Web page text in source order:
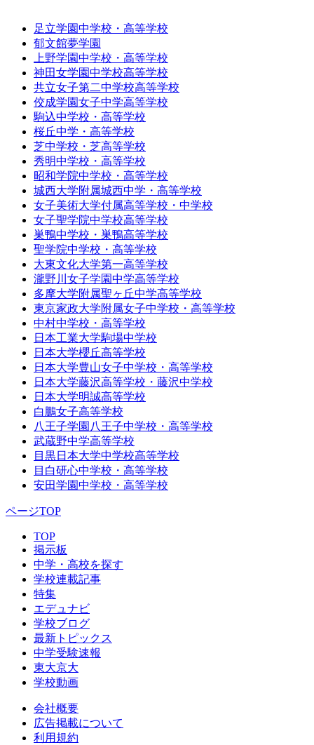
足立学園中学校・高等学校
郁文館夢学園
上野学園中学校・高等学校
神田女学園中学校高等学校
共立女子第二中学校高等学校
佼成学園女子中学高等学校
駒込中学校・高等学校
桜丘中学・高等学校
芝中学校・芝高等学校
秀明中学校・高等学校
昭和学院中学校・高等学校
城西大学附属城西中学・高等学校
女子美術大学付属高等学校・中学校
女子聖学院中学校高等学校
巣鴨中学校・巣鴨高等学校
聖学院中学校・高等学校
大東文化大学第一高等学校
瀧野川女子学園中学高等学校
多摩大学附属聖ヶ丘中学高等学校
東京家政大学附属女子中学校・高等学校
中村中学校・高等学校
日本工業大学駒場中学校
日本大学櫻丘高等学校
日本大学豊山女子中学校・高等学校
日本大学藤沢高等学校・藤沢中学校
日本大学明誠高等学校
白鵬女子高等学校
八王子学園八王子中学校・高等学校
武蔵野中学高等学校
目黒日本大学中学校高等学校
目白研心中学校・高等学校
安田学園中学校・高等学校
ページTOP
TOP
掲示板
中学・高校を探す
学校連載記事
特集
エデュナビ
学校ブログ
最新トピックス
中学受験速報
東大京大
学校動画
会社概要
広告掲載について
利用規約